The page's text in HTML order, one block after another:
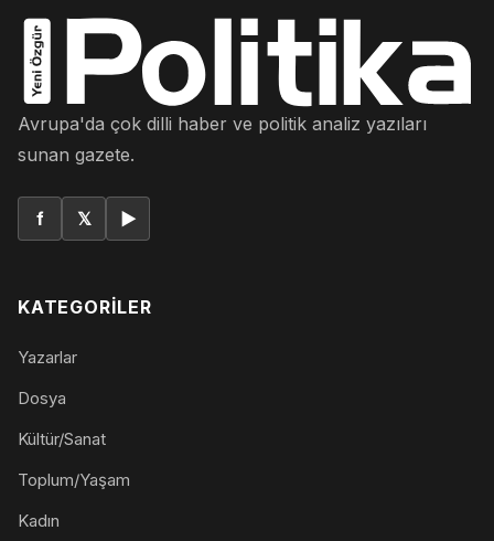
Avrupa'da çok dilli haber ve politik analiz yazıları
sunan gazete.
f 𝕏 ▶
KATEGORILER
Yazarlar
Dosya
Kültür/Sanat
Toplum/Yaşam
Kadın